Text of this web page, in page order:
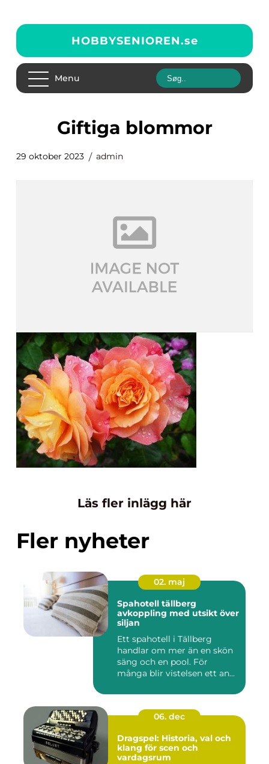
HOBBYSENIOREN.se
Menu
giftiga blommor
29 oktober 2023 admin
Läs fler inlägg här
Fler nyheter
02. maj
Spahotell tällberg
avkoppling med utsikt över
siljan
Ett spahotell i Tällberg
handlar om mer än en skön
säng och en pool. För
många blir vistelsen ett an...
06. dec
Dragspel: Historia, val och
klang för scen och
vardagsrum